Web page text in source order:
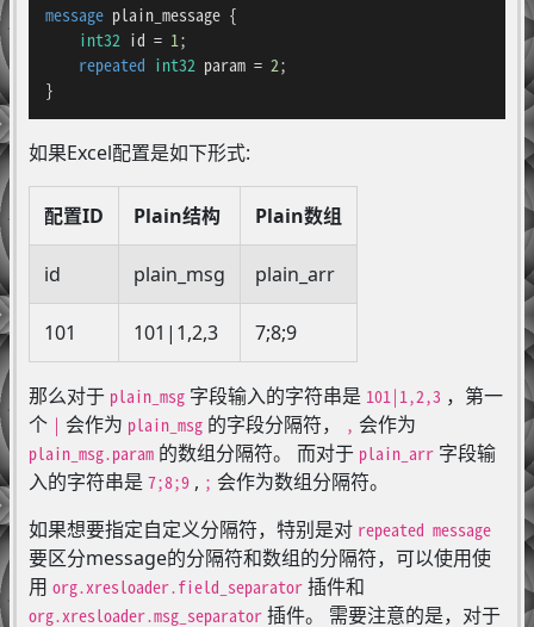
message plain_message {
int32 id = 1 ;
repeated int32 param = 2;
}
如果Excel配置是如下形式:
配置ID Plain结构 Plain数组
id plain_msg plain_arr
101 101|1,2,3 7;8;9
那么对于 plain_msg字段输入的字符串是 101|1,2,3 ，第一
个 | 会作为 plain_msg的字段分隔符， , 会作为
plain_msg.param的数组分隔符。 而对于 plain_arr字段输
入的字符串是 7;8;9, ; 会作为数组分隔符。
如果想要指定自定义分隔符，特别是对 repeated message
要区分message的分隔符和数组的分隔符，可以使用使
用 org.xresloader.field_separator插件和
org.xresloader.msg_separator插件。 需要注意的是，对于